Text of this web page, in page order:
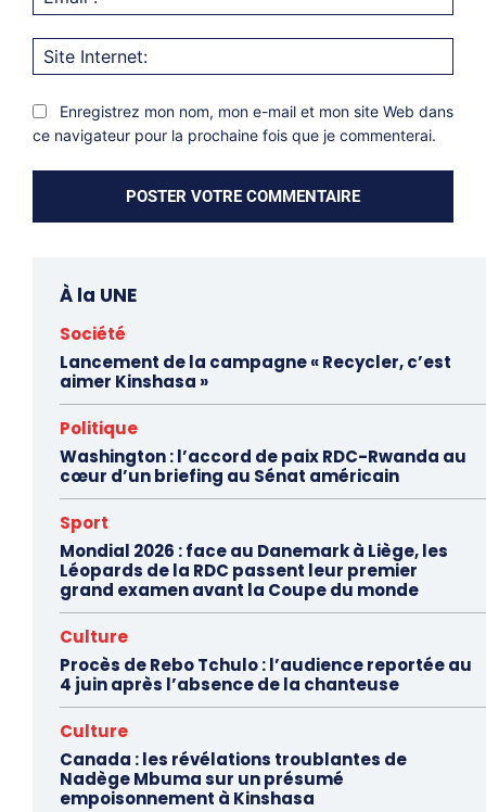
:*
Enregistrez mon nom, mon e-mail et mon site Web dans
ce navigateur pour la prochaine fois que je commenterai.
À la UNE
Société
Lancement de la campagne « Recycler, c’est
aimer Kinshasa »
Politique
Washington : l’accord de paix RDC-Rwanda au
cœur d’un briefing au Sénat américain
Sport
Mondial 2026 : face au Danemark à Liège, les
Léopards de la RDC passent leur premier
grand examen avant la Coupe du monde
Culture
Procès de Rebo Tchulo : l’audience reportée au
4 juin après l’absence de la chanteuse
Culture
Canada : les révélations troublantes de
Nadège Mbuma sur un présumé
empoisonnement à Kinshasa